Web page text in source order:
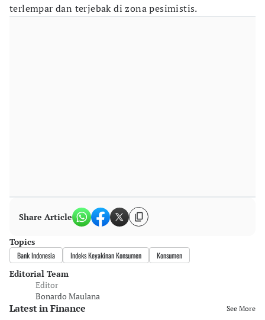
terlempar dan terjebak di zona pesimistis.
Share Article
Topics
Bank Indonesia Indeks Keyakinan Konsumen Konsumen
Editorial Team
Editor
Bonardo Maulana
Latest in Finance See More